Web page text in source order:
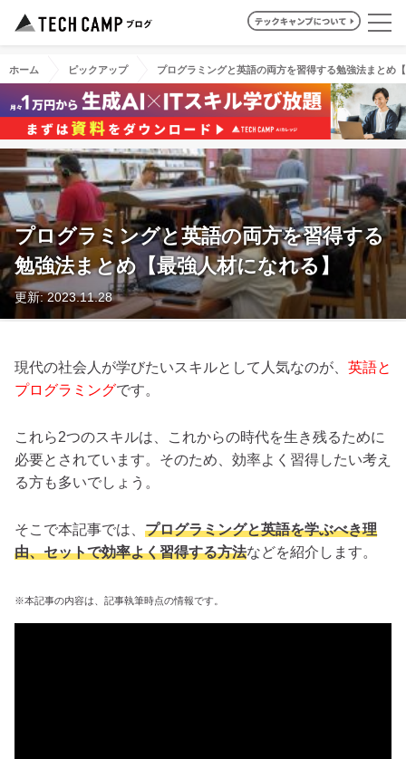
ホーム ピックアップ プログラミングと英語の両方を習得する勉強法まとめ
プログラミングと英語の両方を習得する
勉強法まとめ【最強人材になれる】
更新: 2023.11.28
現代の社会人が学びたいスキルとして人気なのが、 英語と
プログラミングです。
これら2つのスキルは、これからの時代を生き残るために
必要とされています。そのため、効率よく習得したい考え
る方も多いでしょう。
そこで本記事では、 プログラミングと英語を学ぶべき理
由、セットで効率よく習得する方法などを紹介します。
※本記事の内容は、記事執筆時点の情報です。